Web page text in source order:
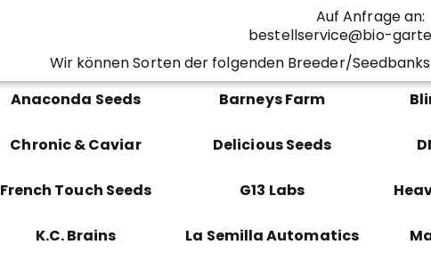
Auf Anfrage an:
bestellservice@bio-
Wir können Sorten der folgenden Breeder/
Anaconda Seeds
Chronic & Caviar
French Touch Seeds
K.C. Brains
Barneys Farm
Delicious Seeds
G13 Labs
La Semilla Automatics